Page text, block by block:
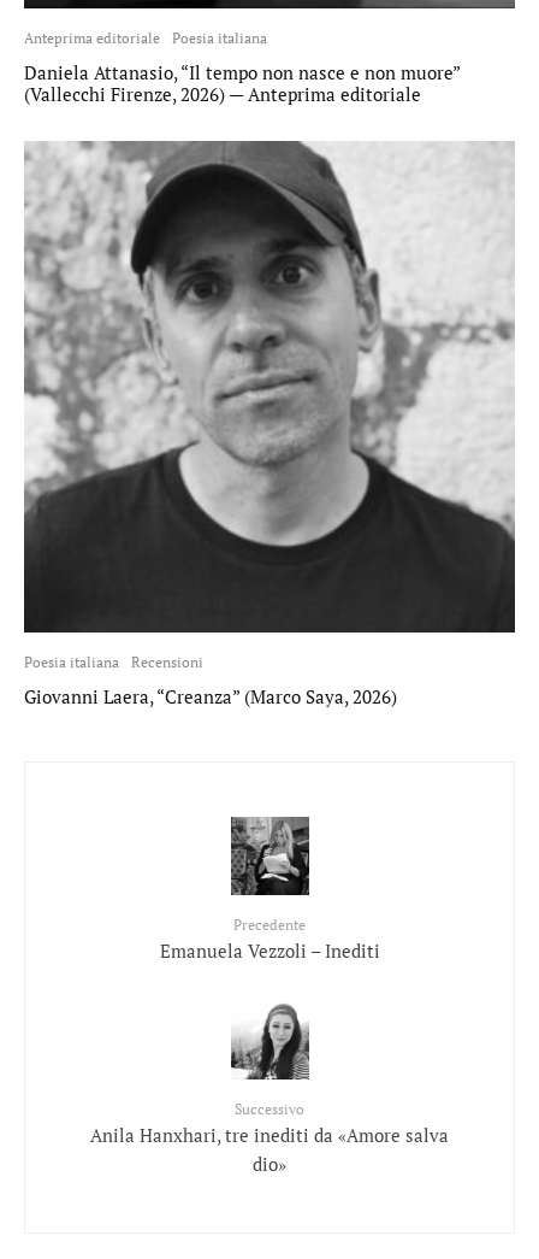
Anteprima editoriale Poesia italiana
Daniela Attanasio, “Il tempo non nasce e non muore”
(Vallecchi Firenze, 2026) — Anteprima editoriale
Poesia italiana Recensioni
Giovanni Laera, “Creanza” (Marco Saya, 2026)
Precedente
Emanuela Vezzoli – Inediti
Successivo
Anila Hanxhari, tre inediti da «Amore salva
dio»